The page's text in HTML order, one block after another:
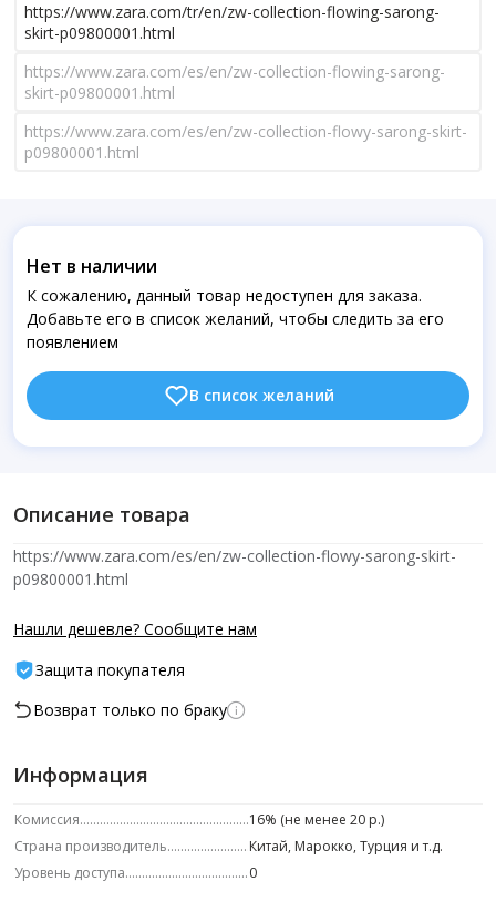
https://www.zara.com/tr/en/zw-collection-flowing-sarong-
skirt-p09800001.html
https://www.zara.com/es/en/zw-collection-flowing-sarong-
skirt-p09800001.html
https://www.zara.com/es/en/zw-collection-flowy-sarong-skirt-
p09800001.html
Нет в наличии
К сожалению, данный товар недоступен для заказа.
Добавьте его в список желаний, чтобы следить за его
появлением
В список желаний
Описание товара
https://www.zara.com/es/en/zw-collection-flowy-sarong-skirt-
p09800001.html
Нашли дешевле? Сообщите нам
Защита покупателя
Возврат только по браку
Информация
Комиссия
16% (не менее 20 р.)
Страна производитель
Китай, Марокко, Турция и т.д.
Уровень доступа
0